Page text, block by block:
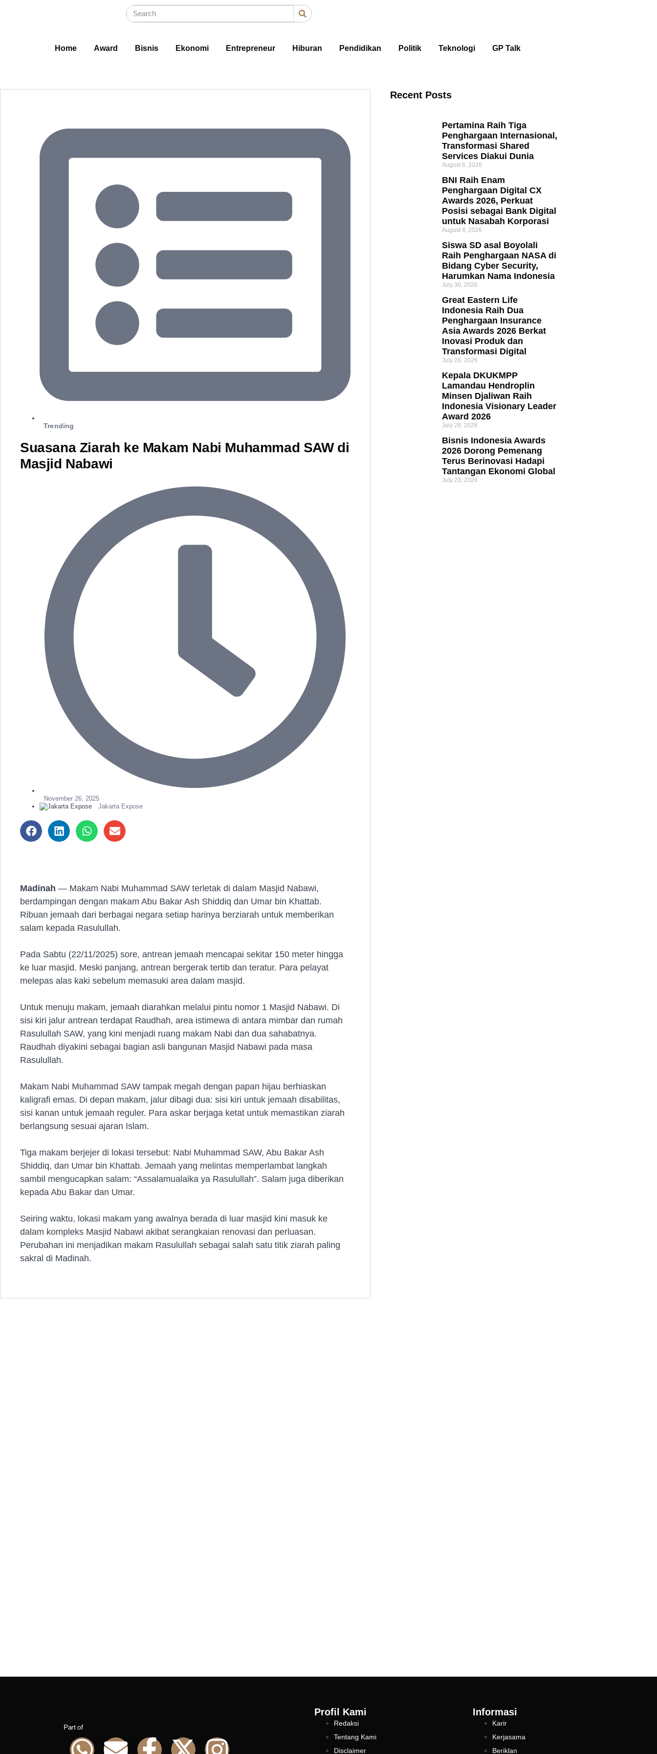
Home Award Bisnis Ekonomi Entrepreneur Hiburan Pendidikan Politik Teknologi GP Talk
Trending
Suasana Ziarah ke Makam Nabi Muhammad SAW di
Masjid Nabawi
November 26, 2025
Jakarta Expose
Madinah — Makam Nabi Muhammad SAW terletak di dalam Masjid Nabawi,
berdampingan dengan makam Abu Bakar Ash Shiddiq dan Umar bin Khattab.
Ribuan jemaah dari berbagai negara setiap harinya berziarah untuk memberikan
salam kepada Rasulullah.
Pada Sabtu (22/11/2025) sore, antrean jemaah mencapai sekitar 150 meter hingga
ke luar masjid. Meski panjang, antrean bergerak tertib dan teratur. Para pelayat
melepas alas kaki sebelum memasuki area dalam masjid.
Untuk menuju makam, jemaah diarahkan melalui pintu nomor 1 Masjid Nabawi. Di
sisi kiri jalur antrean terdapat Raudhah, area istimewa di antara mimbar dan rumah
Rasulullah SAW, yang kini menjadi ruang makam Nabi dan dua sahabatnya.
Raudhah diyakini sebagai bagian asli bangunan Masjid Nabawi pada masa
Rasulullah.
Makam Nabi Muhammad SAW tampak megah dengan papan hijau berhiaskan
kaligrafi emas. Di depan makam, jalur dibagi dua: sisi kiri untuk jemaah disabilitas,
sisi kanan untuk jemaah reguler. Para askar berjaga ketat untuk memastikan ziarah
berlangsung sesuai ajaran Islam.
Tiga makam berjejer di lokasi tersebut: Nabi Muhammad SAW, Abu Bakar Ash
Shiddiq, dan Umar bin Khattab. Jemaah yang melintas memperlambat langkah
sambil mengucapkan salam: “Assalamualaika ya Rasulullah”. Salam juga diberikan
kepada Abu Bakar dan Umar.
Seiring waktu, lokasi makam yang awalnya berada di luar masjid kini masuk ke
dalam kompleks Masjid Nabawi akibat serangkaian renovasi dan perluasan.
Perubahan ini menjadikan makam Rasulullah sebagai salah satu titik ziarah paling
sakral di Madinah.
Recent Posts
Pertamina Raih Tiga
Penghargaan Internasional,
Transformasi Shared
Services Diakui Dunia
August 6, 2026
BNI Raih Enam
Penghargaan Digital CX
Awards 2026, Perkuat
Posisi sebagai Bank Digital
untuk Nasabah Korporasi
August 4, 2026
Siswa SD asal Boyolali
Raih Penghargaan NASA di
Bidang Cyber Security,
Harumkan Nama Indonesia
July 30, 2026
Great Eastern Life
Indonesia Raih Dua
Penghargaan Insurance
Asia Awards 2026 Berkat
Inovasi Produk dan
Transformasi Digital
July 28, 2026
Kepala DKUKMPP
Lamandau Hendroplin
Minsen Djaliwan Raih
Indonesia Visionary Leader
Award 2026
July 28, 2026
Bisnis Indonesia Awards
2026 Dorong Pemenang
Terus Berinovasi Hadapi
Tantangan Ekonomi Global
July 23, 2026
Part of
Profil Kami
Redaksi
Tentang Kami
Disclaimer
Informasi
Karir
Kerjasama
Beriklan